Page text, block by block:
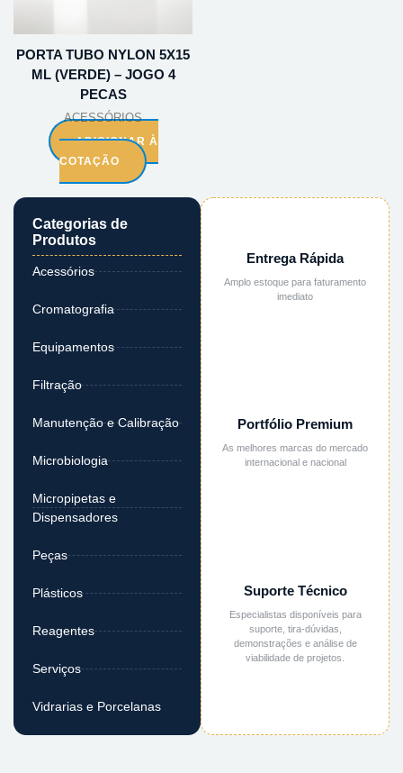
Categorias de
Produtos
Acessórios
Cromatografia
Equipamentos
Filtração
Manutenção e Calibração
Microbiologia
Micropipetas e
Dispensadores
Peças
Plásticos
Reagentes
Serviços
Vidrarias e Porcelanas
Entrega Rápida
Amplo estoque para faturamento
imediato
Portfólio Premium
As melhores marcas do mercado
internacional e nacional
Suporte Técnico
Especialistas disponíveis para
suporte, tira-dúvidas,
demonstrações e análise de
viabilidade de projetos.
PORTA TUBO NYLON 5X15
ML (VERDE) – JOGO 4
PECAS
ACESSÓRIOS
ADICIONAR À
COTAÇÃO